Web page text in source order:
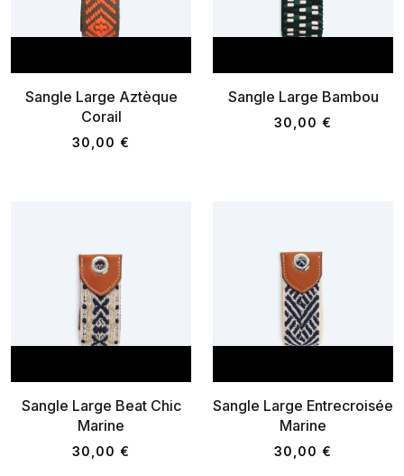
Sangle Large Aztèque
Corail
30,00 €
Sangle Large Bambou
30,00 €
Sangle Large Beat Chic
Marine
30,00 €
Sangle Large Entrecroisée
Marine
30,00 €